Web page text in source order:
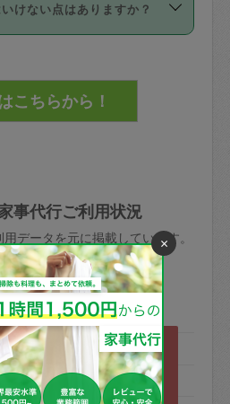
賠償保険について教えて
※と、以下のキャンセル
。
料：
間前＝依頼料金の50%
る当日キャンセル＝依頼
通費全額
土曜日午前9時開始の場
9時以降はキャンセル料が
日9時まで＝依頼料金の
日8時まで＝依頼金額の
う気になるタスカジさ
に入ったタスカジさんに
回の依頼ののち、タスカ
の間で十分な信頼関係が
入るためにタスカジさん
保険の対象外となるので
。
けない点はありますか？
かるロッカーや金庫に入
任の元管理するよう心掛
も参照ください：初めて
意しなくてはいけない点
事代行ご利用状況
データを元に掲載しています。
多い曜日は？
×